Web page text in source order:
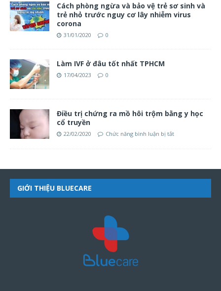
Cách phòng ngừa và bảo vệ trẻ sơ sinh và
trẻ nhỏ trước nguy cơ lây nhiễm virus
corona
31/01/2020 0
Làm IVF ở đâu tốt nhất TPHCM
17/04/2023 0
Điều trị chứng ra mồ hôi trộm bằng y học
cổ truyền
22/02/2020 Chức năng bình luận bị tắt
GIỚI THIỆU BLUECARE